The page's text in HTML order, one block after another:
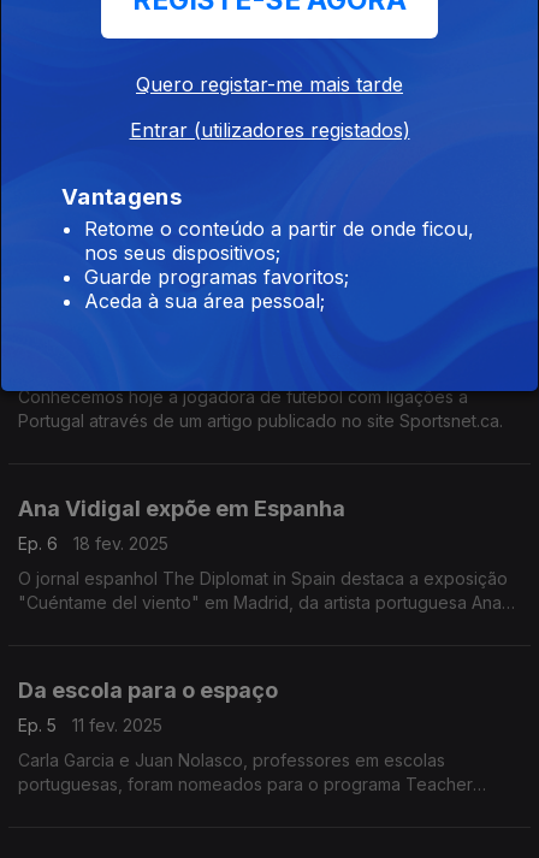
A escritora Christina Pickard considera o vinho português "um
a carteira de muitos, mas pode ter o efeito de depreciação
Guia Michelin Portugal 2025
O guia deste ano contabiliza 46 restaurantes premiados, mas
ainda não foi desta que Portugal alcançou a categoria máxima
de três estrelas.
Conhecemos hoje a jogadora de futebol com ligações a
Portugal através de um artigo publicado no site Sportsnet.ca.
Ana Vidigal expõe em Espanha
Ep. 6
18 fev. 2025
O jornal espanhol The Diplomat in Spain destaca a exposição
"Cuéntame del viento" em Madrid, da artista portuguesa Ana
Da escola para o espaço
Ep. 5
11 fev. 2025
Carla Garcia e Juan Nolasco, professores em escolas
portuguesas, foram nomeados para o programa Teacher
Quero registar-me mais tarde
Entrar (utilizadores registados)
Vantagens
Retome o conteúdo a partir de onde ficou,
nos seus dispositivos;
Guarde programas favoritos;
Aceda à sua área pessoal;